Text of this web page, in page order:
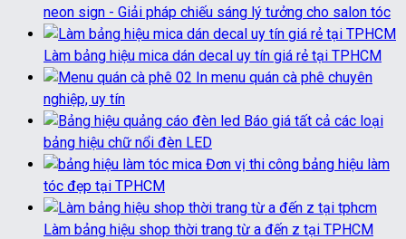
neon sign - Giải pháp chiếu sáng lý tưởng cho salon tóc
Làm bảng hiệu mica dán decal uy tín giá rẻ tại TPHCM
In menu quán cà phê chuyên
nghiệp, uy tín
Báo giá tất cả các loại
bảng hiệu chữ nổi đèn LED
Đơn vị thi công bảng hiệu làm
tóc đẹp tại TPHCM
Làm bảng hiệu shop thời trang từ a đến z tại TPHCM